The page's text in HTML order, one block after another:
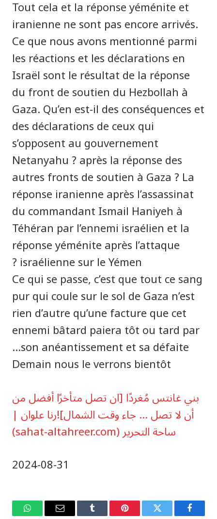
Tout cela et la réponse yéménite et
iranienne ne sont pas encore arrivés.
Ce que nous avons mentionné parmi
les réactions et les déclarations en
Israël sont le résultat de la réponse
du front de soutien du Hezbollah à
Gaza. Qu’en est-il des conséquences et
des déclarations de ceux qui
s’opposent au gouvernement
Netanyahu ? après la réponse des
autres fronts de soutien à Gaza ? La
réponse iranienne après l’assassinat
du commandant Ismail Haniyeh à
Téhéran par l’ennemi israélien et la
réponse yéménite après l’attaque
israélienne sur le Yémen ?
Ce qui se passe, c’est que tout ce sang
pur qui coule sur le sol de Gaza n’est
rien d’autre qu’une facture que cet
ennemi bâtard paiera tôt ou tard par
son anéantissement et sa défaite…
Demain nous le verrons bientôt
بني غانتس مُغردًا [ان تصل متأخرًا أفضل من
أن لا تصل … جاء وقت الشمال]!رنا علوان |
ساحة التحرير (sahat-altahreer.com)
2024-08-31
فيسبوك تويتر بينتيريستTumblr البريد واتساب